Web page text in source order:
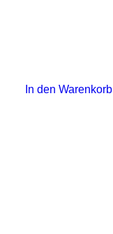
In den Warenkorb